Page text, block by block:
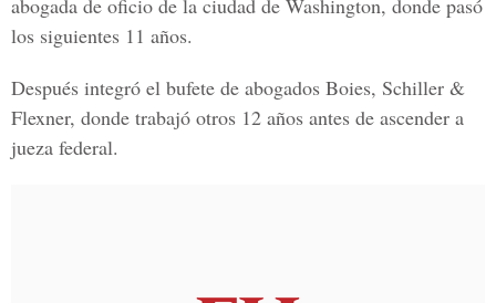
abogada de oficio de la ciudad de Washington, donde pasó
los siguientes 11 años.
Después integró el bufete de abogados Boies, Schiller &
Flexner, donde trabajó otros 12 años antes de ascender a
jueza federal.